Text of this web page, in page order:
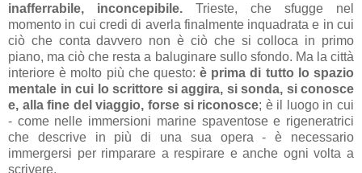
inafferrabile, inconcepibile. Trieste, che sfugge nel
momento in cui credi di averla finalmente inquadrata e in cui
ciò che conta davvero non è ciò che si colloca in primo
piano, ma ciò che resta a baluginare sullo sfondo. Ma la città
interiore è molto più che questo:è prima di tutto lo spazio
mentale in cui lo scrittore si aggira, si sonda, si conosce
e, alla fine del viaggio, forse si riconosce; è il luogo in cui
- come nelle immersioni marine spaventose e rigeneratrici
che descrive in più di una sua opera - è necessario
immergersi per rimparare a respirare e anche ogni volta a
scrivere.